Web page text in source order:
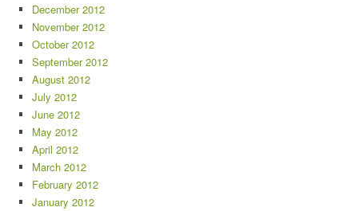
December 2012
November 2012
October 2012
September 2012
August 2012
July 2012
June 2012
May 2012
April 2012
March 2012
February 2012
January 2012